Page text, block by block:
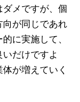
メですが、個
向が同じであれ
に実施して、
だけですよ
が増えていく